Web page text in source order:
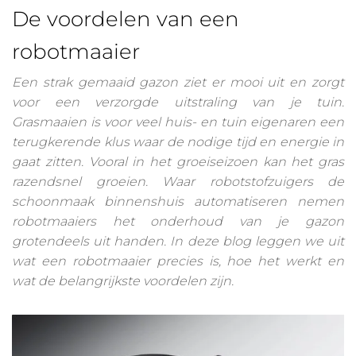
De voordelen van een
robotmaaier
Een strak gemaaid gazon ziet er mooi uit en zorgt
voor een verzorgde uitstraling van je tuin.
Grasmaaien is voor veel huis- en tuin eigenaren een
terugkerende klus waar de nodige tijd en energie in
gaat zitten. Vooral in het groeiseizoen kan het gras
razendsnel groeien. Waar robotstofzuigers de
schoonmaak binnenshuis automatiseren nemen
robotmaaiers het onderhoud van je gazon
grotendeels uit handen. In deze blog leggen we uit
wat een robotmaaier precies is, hoe het werkt en
wat de belangrijkste voordelen zijn.